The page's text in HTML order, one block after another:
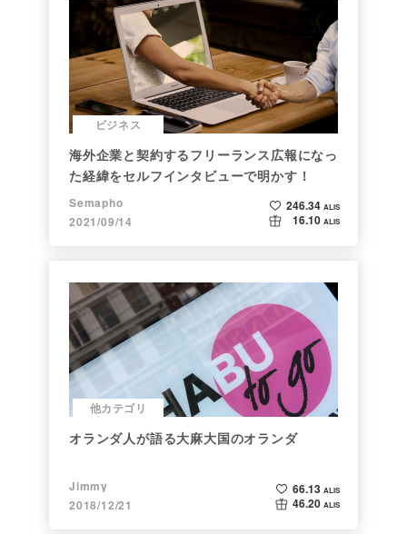
ビジネス
海外企業と契約するフリーランス広報になっ
た経緯をセルフインタビューで明かす！
Semapho
2021/09/14
246.34 ALIS
16.10 ALIS
他カテゴリ
オランダ人が語る大麻大国のオランダ
Jimmy
2018/12/21
66.13 ALIS
46.20 ALIS